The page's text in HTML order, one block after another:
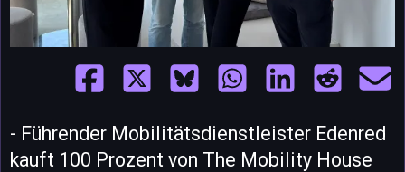
- Führender Mobilitätsdienstleister Edenred
kauft 100 Prozent von The Mobility House